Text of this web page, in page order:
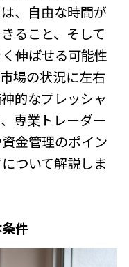
、自由な時間が
ること、そして
伸ばせる可能性
場の状況に左右
的なプレッシャ
専業トレーダー
金管理のポイン
ついて解説しま
件